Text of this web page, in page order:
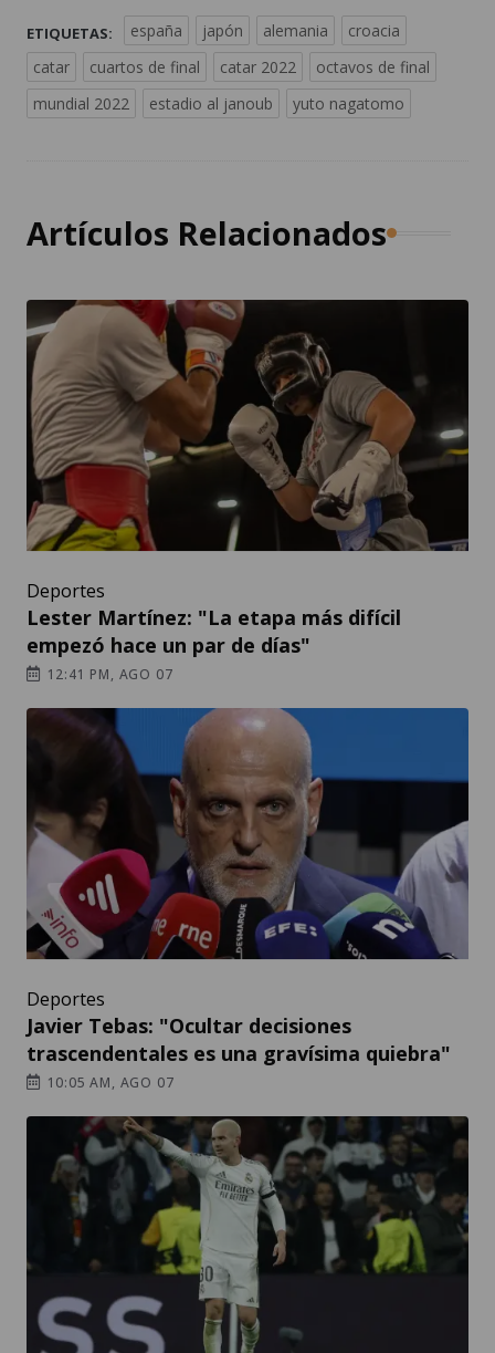
ETIQUETAS: españa japón alemania
croacia
catar
cuartos de final catar 2022
octavos de final
mundial 2022
estadio al janoub yuto nagatomo
Artículos Relacionados
Deportes
Lester Martínez: "La etapa más difícil
empezó hace un par de días"
12:41 PM, AGO 07
Deportes
Javier Tebas: "Ocultar decisiones
trascendentales es una gravísima quiebra"
10:05 AM, AGO 07